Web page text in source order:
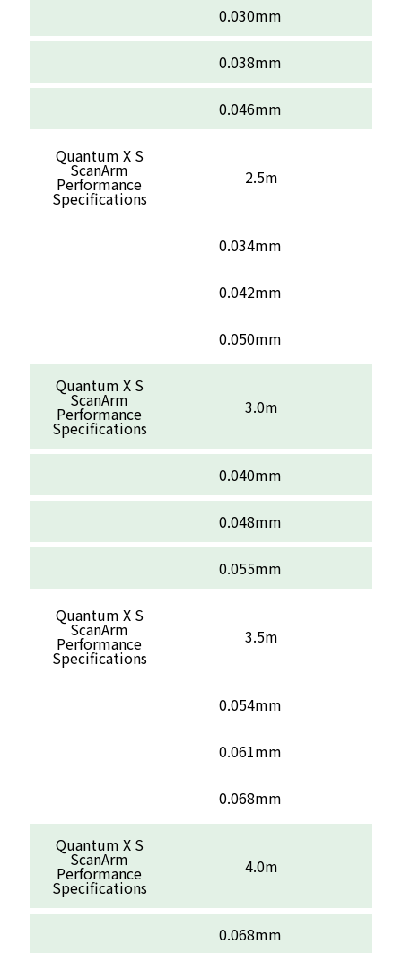
0.030mm
0.038mm
0.046mm
Quantum X S
ScanArm
Performance
Specifications
2.5m
0.034mm
0.042mm
0.050mm
Quantum X S
ScanArm
Performance
Specifications
3.0m
0.040mm
0.048mm
0.055mm
Quantum X S
ScanArm
Performance
Specifications
3.5m
0.054mm
0.061mm
0.068mm
Quantum X S
ScanArm
Performance
Specifications
4.0m
0.068mm